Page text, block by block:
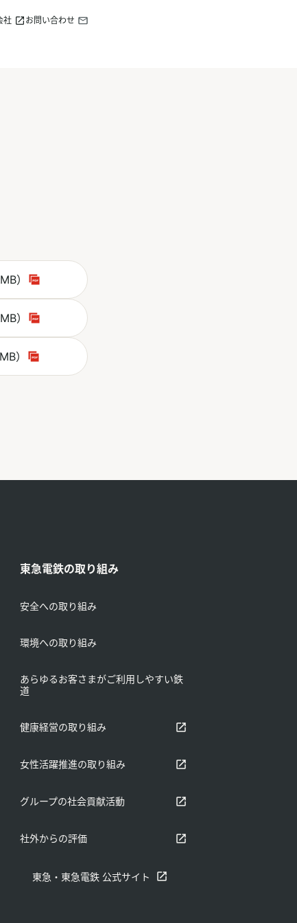
社 別ウィンドウで開く
お問い合わせ
）
ンドウで開く
）
ンドウで開く
）
ンドウで開く
東急電鉄の取り組み
安全への取り組み
環境への取り組み
あらゆるお客さまがご利⽤しやすい鉄
道
健康経営の取り組み
別ウィンドウで開く
女性活躍推進の取り組み
別ウィンドウで開く
グループの社会貢献活動
別ウィンドウで開く
社外からの評価
別ウィンドウで開く
東急・東急電鉄 公式サイト
別ウィンドウで開く